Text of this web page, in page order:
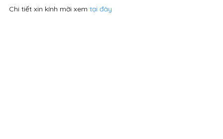
Chi tiết xin kính mời xem tại đây